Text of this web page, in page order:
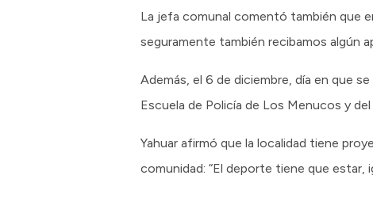
La jefa comunal comentó también que
seguramente también recibamos algún
Además, el 6 de diciembre, día en que
Escuela de Policía de Los Menucos y del
Yahuar afirmó que la localidad tiene
comunidad: “El deporte tiene que estar,